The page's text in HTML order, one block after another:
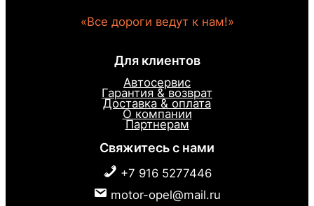
«Все дороги ведут к нам!»
Для клиентов
Автосервис
Гарантия & возврат
Доставка & оплата
О компании
Партнерам
Свяжитесь с нами
+7 916 5277446
motor-opel@mail.ru